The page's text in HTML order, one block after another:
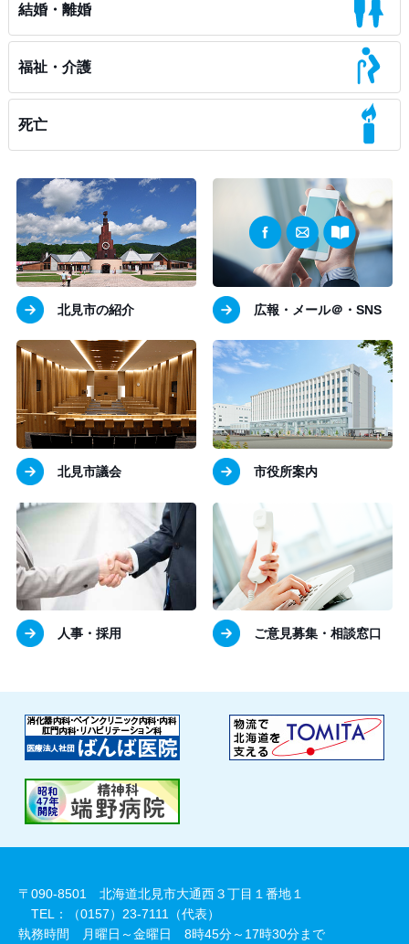
結婚・離婚
福祉・介護
死亡
北見市の紹介 広報・メール＠・SNS
北見市議会 市役所案内
人事・採用 ご意見募集・相談窓口
〒090-8501 北海道北見市大通西３丁目１番地１
TEL：（0157）23-7111（代表）
執務時間 月曜日～金曜日 8時45分～17時30分まで